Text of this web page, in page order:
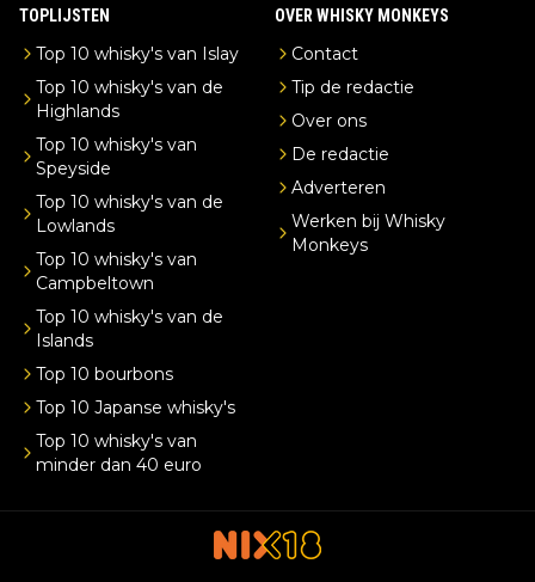
TOPLIJSTEN
Top 10 whisky's van Islay
Top 10 whisky's van de
Highlands
Top 10 whisky's van
Speyside
Top 10 whisky's van de
Lowlands
Top 10 whisky's van
Campbeltown
Top 10 whisky's van de
Islands
Top 10 bourbons
Top 10 Japanse whisky's
Top 10 whisky's van
minder dan 40 euro
OVER WHISKY MONKEYS
Contact
Tip de redactie
Over ons
De redactie
Adverteren
Werken bij Whisky
Monkeys